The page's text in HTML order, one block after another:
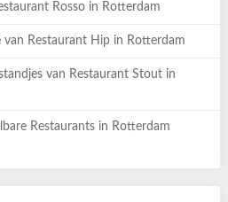
Rosso in Rotterdam
van Restaurant Hip in Rotterdam
van Restaurant Stout in
Restaurants in Rotterdam